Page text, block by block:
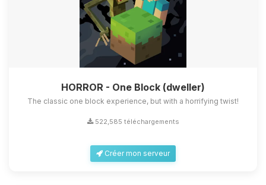
HORROR - One Block (dweller)
The classic one block experience, but with a horrifying twist!
522,585 téléchargements
Créer mon serveur